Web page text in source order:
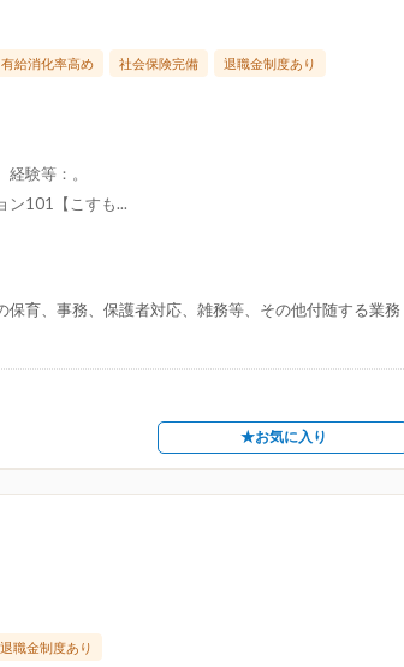
有給消化率高め 社会保険完備 退職金制度あり
験等：。
ン101【こすも...
育、事務、保護者対応、雑務等、その他付随する業務
★お気に入り
退職金制度あり